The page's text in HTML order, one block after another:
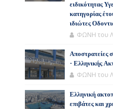
ειδικότητας
κατηγορίας
ιδιώτες
ΦΩΝΗ του
Αποστρατείες
- Ελληνικής
ΦΩΝΗ του
Ελληνική
επιβάτες και